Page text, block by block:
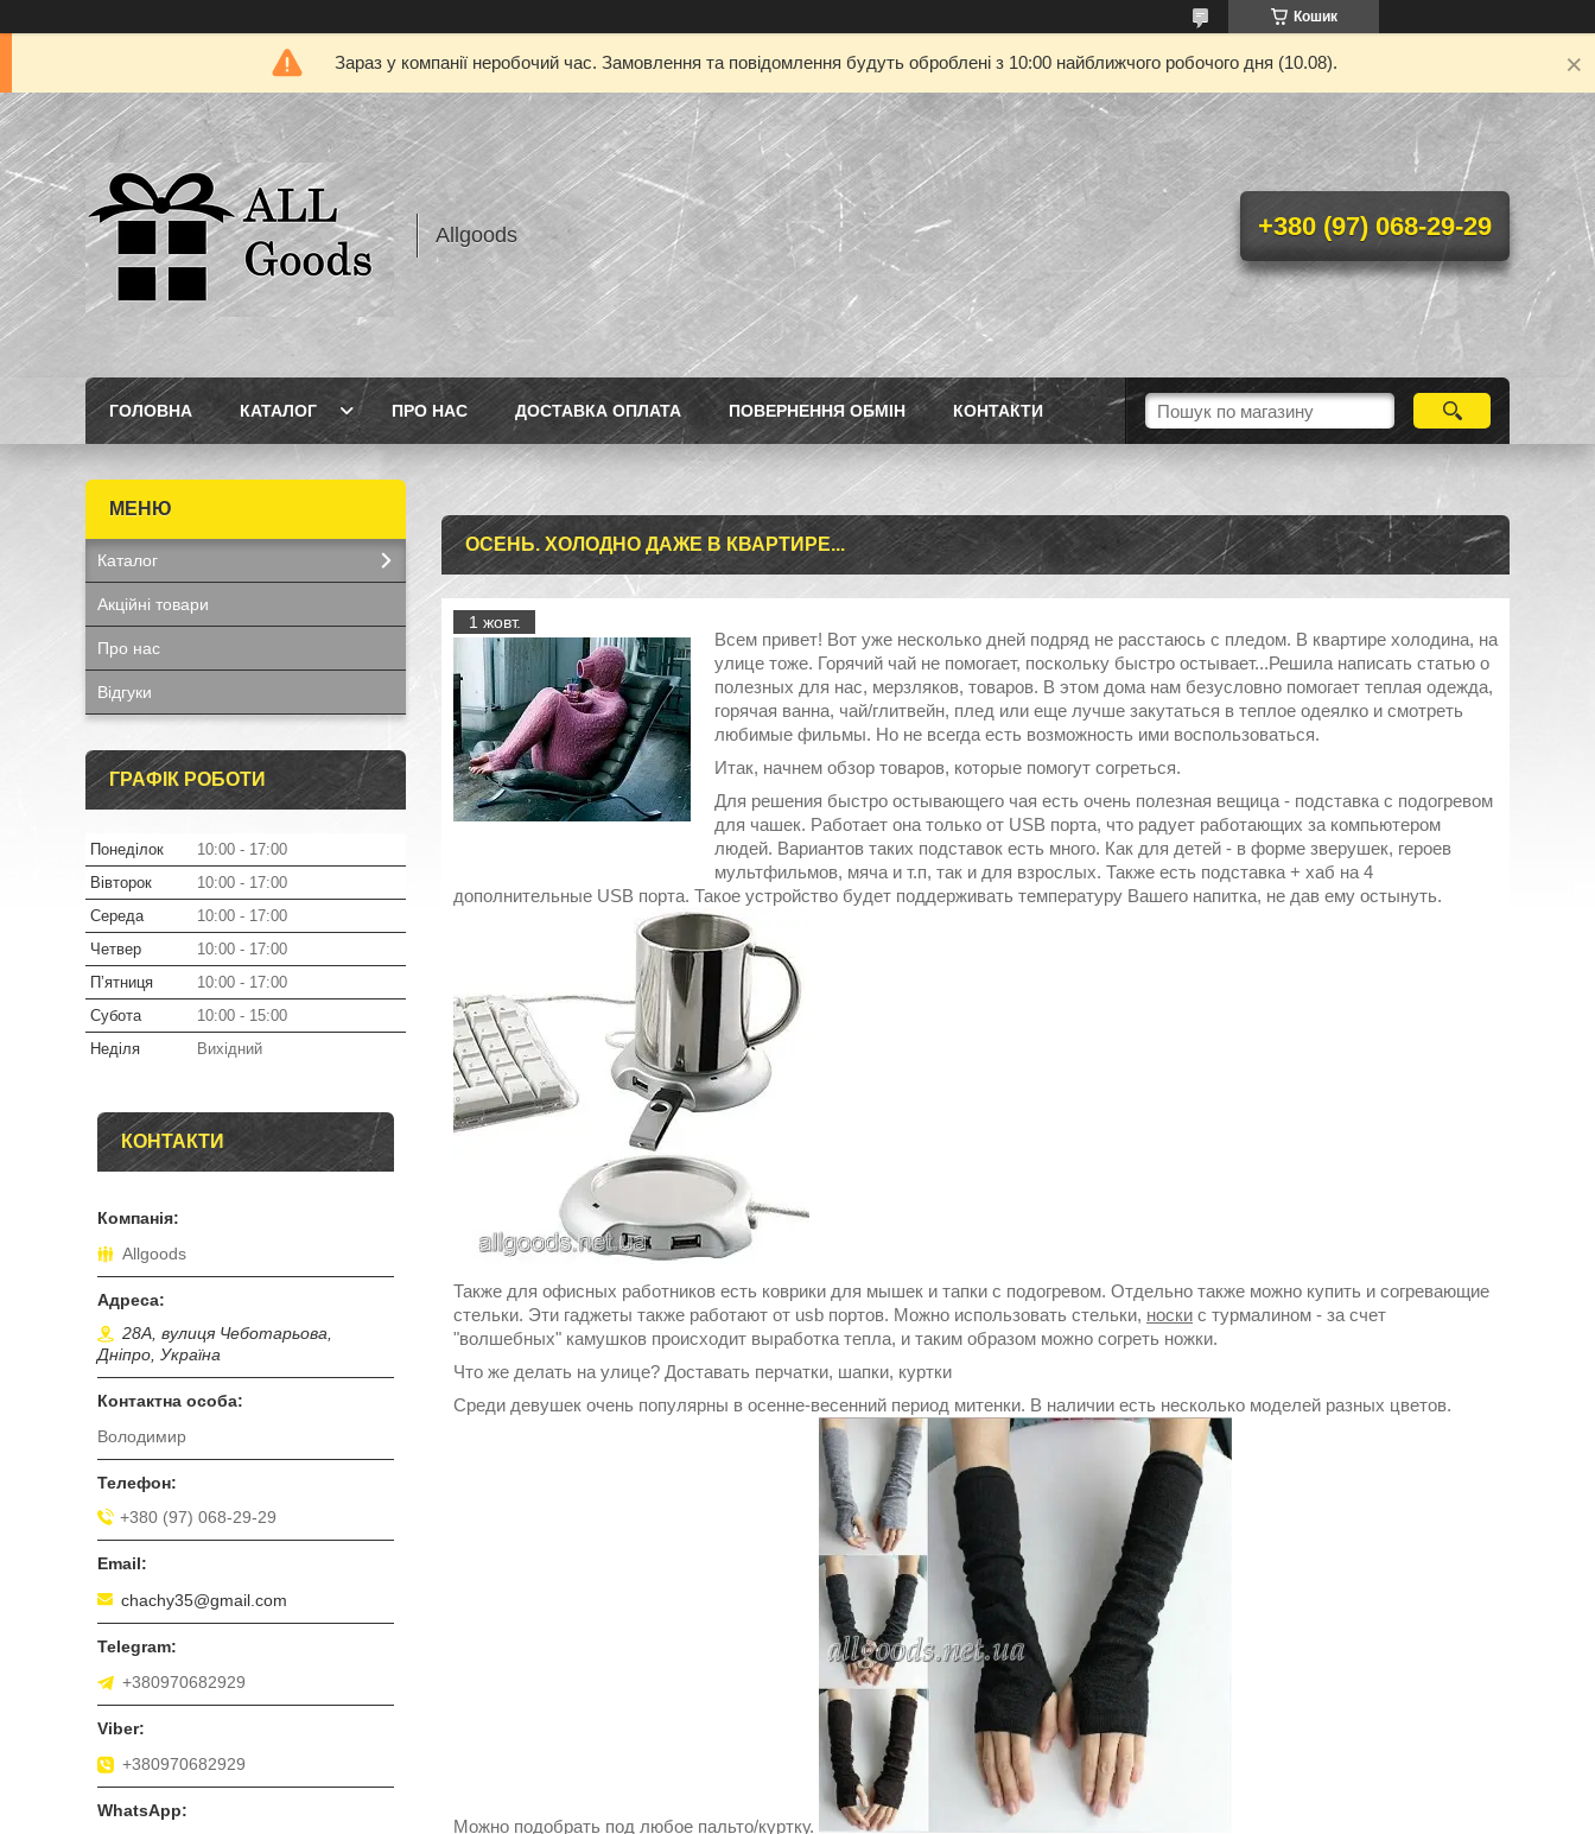
Кошик
Зараз у компанії неробочий час. Замовлення та повідомлення будуть оброблені з 10:00 найближчого робочого дня (10.08).
Allgoods +380 (97) 068-29-29
ГОЛОВНА КАТАЛОГ ПРО НАС ДОСТАВКА ОПЛАТА ПОВЕРНЕННЯ ОБМІН КОНТАКТИ
ОСЕНЬ. ХОЛОДНО ДАЖЕ В КВАРТИРЕ...
1 жовт.
Всем привет! Вот уже несколько дней подряд не расстаюсь с пледом. В квартире холодина, на
улице тоже. Горячий чай не помогает, поскольку быстро остывает...Решила написать статью о
полезных для нас, мерзляков, товаров. В этом дома нам безусловно помогает теплая одежда,
горячая ванна, чай/глитвейн, плед или еще лучше закутаться в теплое одеялко и смотреть
любимые фильмы. Но не всегда есть возможность ими воспользоваться.
Итак, начнем обзор товаров, которые помогут согреться.
Для решения быстро остывающего чая есть очень полезная вещица - подставка с подогревом
для чашек. Работает она только от USB порта, что радует работающих за компьютером
людей. Вариантов таких подставок есть много. Как для детей - в форме зверушек, героев
мультфильмов, мяча и т.п, так и для взрослых. Также есть подставка + хаб на 4
дополнительные USB порта. Такое устройство будет поддерживать температуру Вашего напитка, не дав ему остынуть.
Также для офисных работников есть коврики для мышек и тапки с подогревом. Отдельно также можно купить и согревающие
стельки. Эти гаджеты также работают от usb портов. Можно использовать стельки, носки с турмалином - за счет
"волшебных" камушков происходит выработка тепла, и таким образом можно согреть ножки.
Что же делать на улице? Доставать перчатки, шапки, куртки
Среди девушек очень популярны в осенне-весенний период митенки. В наличии есть несколько моделей разных цветов.
Можно подобрать под любое пальто/куртку.
Каталог
Акційні товари
Про нас
Відгуки
ГРАФІК РОБОТИ
Понеділок 10:00
17:00
Вівторок
10:00
17:00
Середа
10:00
17:00
Четвер
10:00
17:00
Пʼятниця
10:00
17:00
Субота
10:00
15:00
Неділя
Вихідний
КОНТАКТИ
Allgoods
28А, вулиця Чеботарьова,
Дніпро, Україна
Володимир
+380 (97) 068-29-29
chachy35@gmail.com
+380970682929
+380970682929